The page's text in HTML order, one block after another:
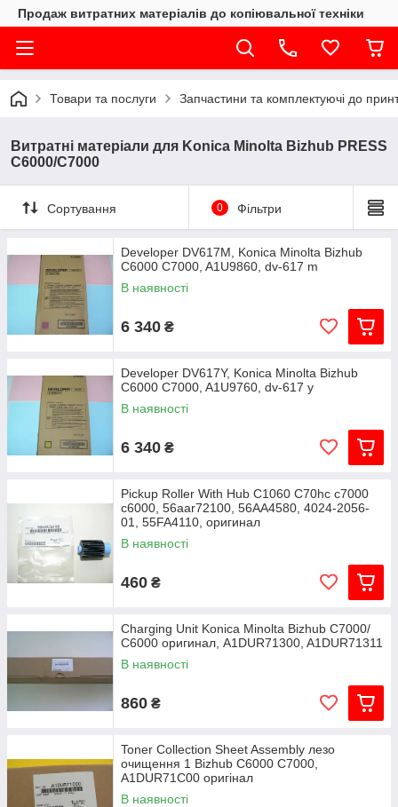
Продаж витратних матеріалів до копіювальної техніки
Товари та послуги Запчастини та комплектуючі до
Витратні матеріали для Konica Minoltа Bizhub PRESS
C6000/C7000
Сортування 0 Фільтри
Developer DV617M, Konica Minolta Bizhub
C6000 C7000, A1U9860, dv-617 m
В наявності
6 340 ₴
Developer DV617Y, Konica Minolta Bizhub
C6000 C7000, A1U9760, dv-617 y
В наявності
6 340 ₴
Pickup Roller With Hub C1060 C70hc c7000
c6000, 56aar72100, 56AA4580, 4024-2056-
01, 55FA4110, оригинал
В наявності
460 ₴
Charging Unit Konica Minolta Bizhub C7000/
C6000 оригинал, A1DUR71300, A1DUR71311
В наявності
860 ₴
Toner Collection Sheet Assembly лезо
очищення 1 Bizhub C6000 C7000,
A1DUR71C00 оригінал
В наявності